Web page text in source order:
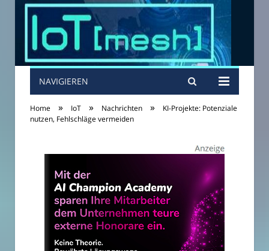
NAVIGIEREN
Home » IoT » Nachrichten »
KI-Projekte: Potenziale
nutzen, Fehlschläge vermeiden